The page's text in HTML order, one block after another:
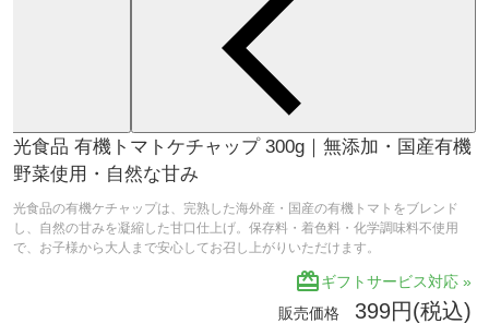
光食品 有機トマトケチャップ 300g｜無添加・国産有機
野菜使用・自然な甘み
光食品の有機ケチャップは、完熟した海外産・国産の有機トマトをブレンド
し、自然の甘みを凝縮した甘口仕上げ。保存料・着色料・化学調味料不使用
で、お子様から大人まで安心してお召し上がりいただけます。
redeemギフトサービス対応 »
販売価格 399円(税込)